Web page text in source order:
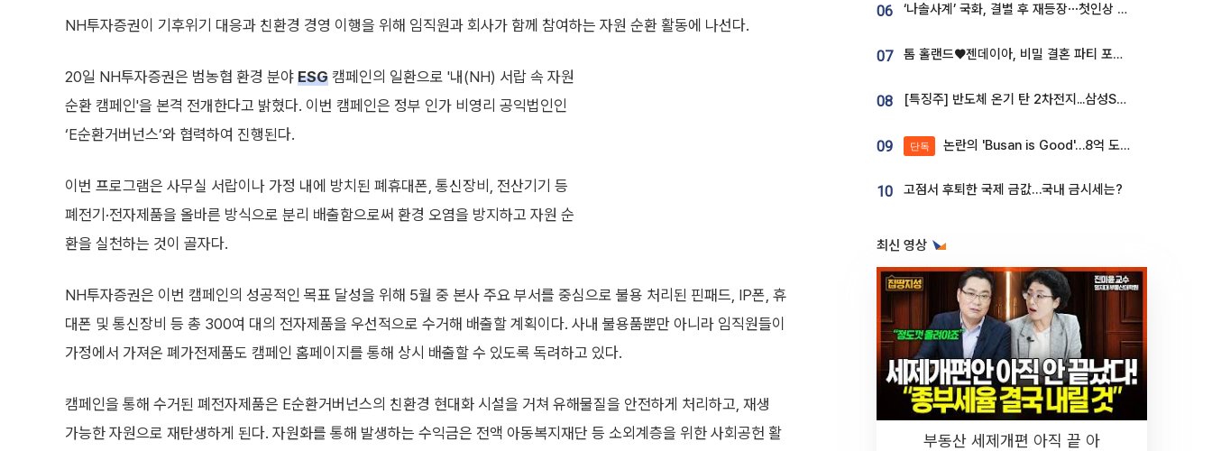
NH투자증권이 기후위기 대응과 친환경 경영 이행을 위해 임직원과 회사가 함께 참여하는 자원 순환 활동에 나선다.
20일 NH투자증권은 범농협 환경 분야 ESG 캠페인의 일환으로 '내(NH) 서랍 속 자원
순환 캠페인'을 본격 전개한다고 밝혔다. 이번 캠페인은 정부 인가 비영리 공익법인인
‘E순환거버넌스’와 협력하여 진행된다.
이번 프로그램은 사무실 서랍이나 가정 내에 방치된 폐휴대폰, 통신장비, 전산기기 등
폐전기·전자제품을 올바른 방식으로 분리 배출함으로써 환경 오염을 방지하고 자원 순
환을 실천하는 것이 골자다.
NH투자증권은 이번 캠페인의 성공적인 목표 달성을 위해 5월 중 본사 주요 부서를 중심으로 불용 처리된 핀패드, IP폰, 휴
대폰 및 통신장비 등 총 300여 대의 전자제품을 우선적으로 수거해 배출할 계획이다. 사내 불용품뿐만 아니라 임직원들이
가정에서 가져온 폐가전제품도 캠페인 홈페이지를 통해 상시 배출할 수 있도록 독려하고 있다.
캠페인을 통해 수거된 폐전자제품은 E순환거버넌스의 친환경 현대화 시설을 거쳐 유해물질을 안전하게 처리하고, 재생
가능한 자원으로 재탄생하게 된다. 자원화를 통해 발생하는 수익금은 전액 아동복지재단 등 소외계층을 위한 사회공헌 활
06 ‘나솔사계’ 국화, 결별 후 재등장⋯첫인상 투표 휩쓸고 ‘인기녀’ 등극
07 톰 홀랜드♥젠데이아, 비밀 결혼 파티 포착⋯호텔 대관비만 9억
08 [특징주] 반도체 온기 탄 2차전지...삼성SDI, 장 초반 7% 넘게 껑충
09 단독 논란의 'Busan is Good'…8억 도시브랜드, 용산 대통령실 CI 업체가 수행
10 고점서 후퇴한 국제 금값…국내 금시세는?
최신 영상
부동산 세제개편 아직 끝 아